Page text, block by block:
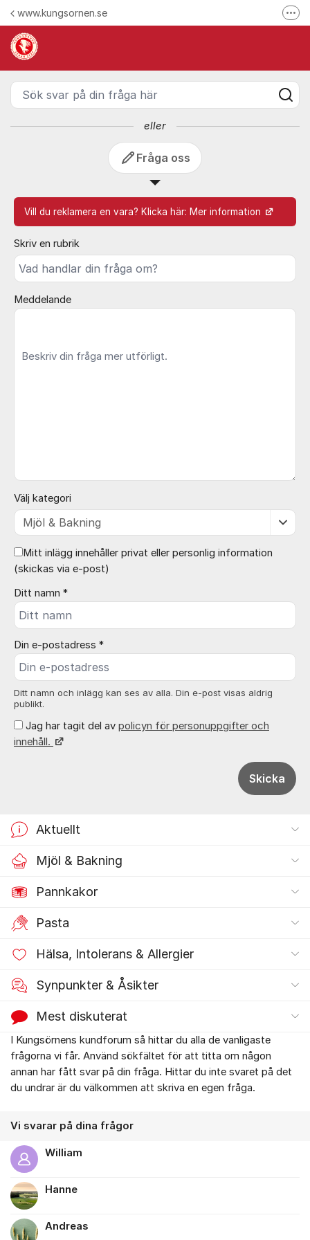
Hoppa till innehåll
Kundforum | Kungsörnen -
www.kungsornen.se
Sök svar på din fråga här
eller
Fråga oss
Vill du reklamera en vara? Klicka här: Mer information
Skriv en rubrik
Meddelande
Välj kategori
Mitt inlägg innehåller privat eller personlig information
(skickas via e-post)
Ditt namn *
Din e-postadress *
Ditt namn och inlägg kan ses av alla. Din e-post visas aldrig
publikt.
Jag har tagit del av policyn för personuppgifter och
innehåll.
Skicka
Aktuellt
Mjöl & Bakning
Pannkakor
Pasta
Hälsa, Intolerans & Allergier
Synpunkter & Åsikter
Mest diskuterat
Om forumet
I Kungsörnens kundforum så hittar du alla de vanligaste
frågorna vi får. Använd sökfältet för att titta om någon
annan har fått svar på din fråga. Hittar du inte svaret på det
du undrar är du välkommen att skriva en egen fråga.
Vi svarar på dina frågor
William
Hanne
Andreas